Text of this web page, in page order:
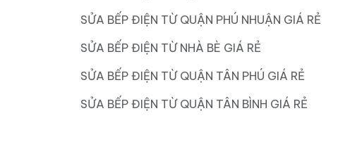
SỬA BẾP ĐIỆN TỪ QUẬN PHÚ NHUẬN GIÁ RẺ
SỬA BẾP ĐIỆN TỪ NHÀ BÈ GIÁ RẺ
SỬA BẾP ĐIỆN TỪ QUẬN TÂN PHÚ GIÁ RẺ
SỬA BẾP ĐIỆN TỪ QUẬN TÂN BÌNH GIÁ RẺ